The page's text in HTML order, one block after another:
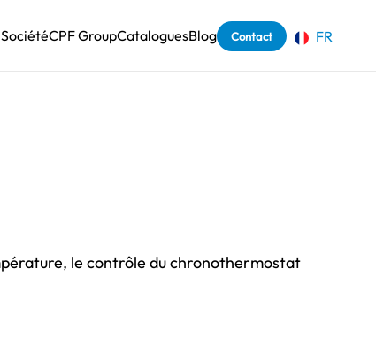
CPF GroupCataloguesBlog Contact FR
le contrôle du chronothermostat